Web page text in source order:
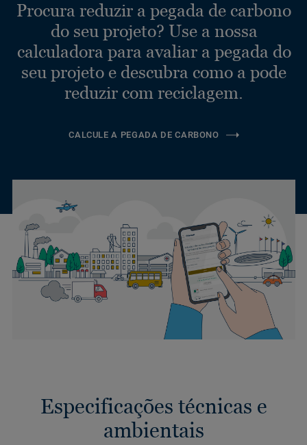
Procura reduzir a pegada de carbono
do seu projeto? Use a nossa
calculadora para avaliar a pegada do
seu projeto e descubra como a pode
reduzir com reciclagem.
CALCULE A PEGADA DE CARBONO
Especificações técnicas e
ambientais